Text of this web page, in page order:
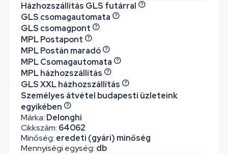
Márka: Delonghi
Cikkszám: 64062
Minőség: eredeti (gyári) minőség
Mennyiségi egység: db
Házhozszállítás GLS futárral
GLS csomagautomata
GLS csomagpont
MPL Postapont
MPL Postán maradó
MPL Csomagautomata
MPL házhozszállítás
GLS XXL házhozszállítás
Személyes átvétel budapesti üzleteink
egyikében